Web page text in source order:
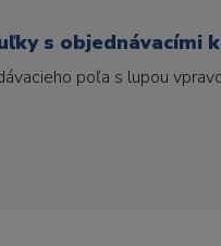
s objednávacími
poľa s lupou